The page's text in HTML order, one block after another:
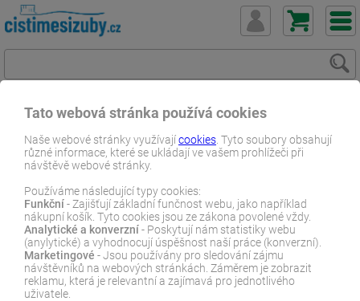
Tato webová stránka používá cookies
Naše webové stránky využívajícookies . Tyto soubory obsahují
různé informace, které se ukládají ve vašem prohlížeči při
návštěvě webové stránky.
Používáme následující typy cookies:
Funkční- Zajišťují základní funčnost webu, jako například
nákupní košík. Tyto cookies jsou ze zákona povolené vždy.
Analytické a konverzní- Poskytují nám statistiky webu
(anylytické) a vyhodnocují úspěšnost naší práce (konverzní).
Marketingové - Jsou používány pro sledování zájmu
návštěvníků na webových stránkách. Záměrem je zobrazit
reklamu, která je relevantní a zajímavá pro jednotlivého
uživatele.
ČistímeSiZuby.cz E-shop Dentální zboží
Dětské produkty
Pro miminka
Prořezávání zoubků
E-SHOP